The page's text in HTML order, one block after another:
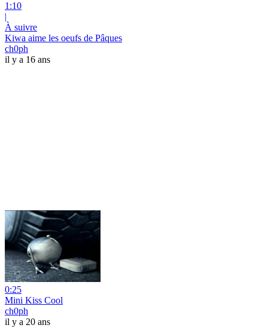
1:10
|
À suivre
Kiwa aime les oeufs de Pâques
ch0ph
il y a 16 ans
0:25
Mini Kiss Cool
ch0ph
il y a 20 ans